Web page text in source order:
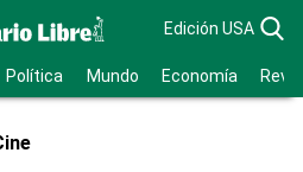
Edición USA
Política Mundo Economía